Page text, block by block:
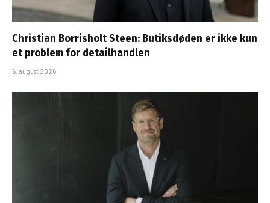
Christian Borrisholt Steen: Butiksdøden er ikke kun
et problem for detailhandlen
6. august 2026